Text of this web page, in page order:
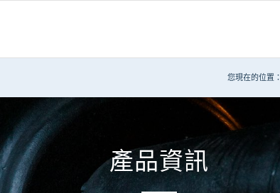
您現在的位置：
產品資訊